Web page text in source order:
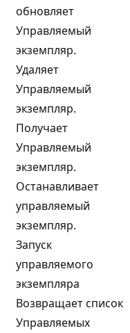
обновляет
Управляемый
экземпляр.
Удаляет
Управляемый
экземпляр.
Получает
Управляемый
экземпляр.
Останавливает
управляемый
экземпляр.
Запуск
управляемого
экземпляра
Возвращает список
Управляемых